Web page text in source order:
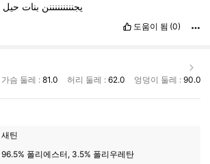
يجنننننننننن بنات حيل
도움이 됨 (0)
가슴 둘레 :81.0 허리 둘레 : 62.0 엉덩이 둘레 : 90.0
새틴
96.5% 폴리에스터, 3.5% 폴리우레탄